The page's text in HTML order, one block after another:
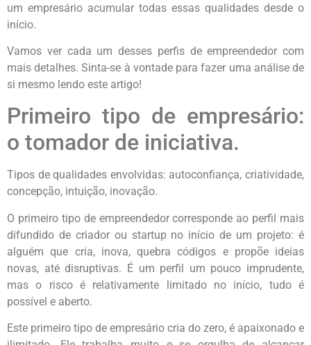
um empresário acumular todas essas qualidades desde o
início.
Vamos ver cada um desses perfis de empreendedor com
mais detalhes. Sinta-se à vontade para fazer uma análise de
si mesmo lendo este artigo!
Primeiro tipo de empresário:
o tomador de iniciativa.
Tipos de qualidades envolvidas: autoconfiança, criatividade,
concepção, intuição, inovação.
O primeiro tipo de empreendedor corresponde ao perfil mais
difundido de criador ou startup no início de um projeto: é
alguém que cria, inova, quebra códigos e propõe ideias
novas, até disruptivas. É um perfil um pouco imprudente,
mas o risco é relativamente limitado no início, tudo é
possível e aberto.
Este primeiro tipo de empresário cria do zero, é apaixonado e